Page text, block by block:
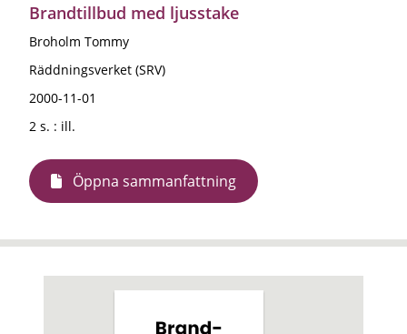
Brandtillbud med ljusstake
Broholm Tommy
Räddningsverket (SRV)
2000-11-01
2 s. : ill.
Öppna sammanfattning